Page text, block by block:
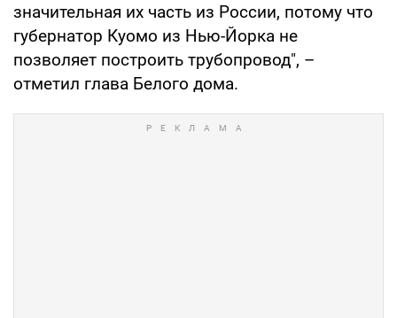
значительная их часть из России, потому что
губернатор Куомо из Нью-Йорка не
позволяет построить трубопровод", –
отметил глава Белого дома.